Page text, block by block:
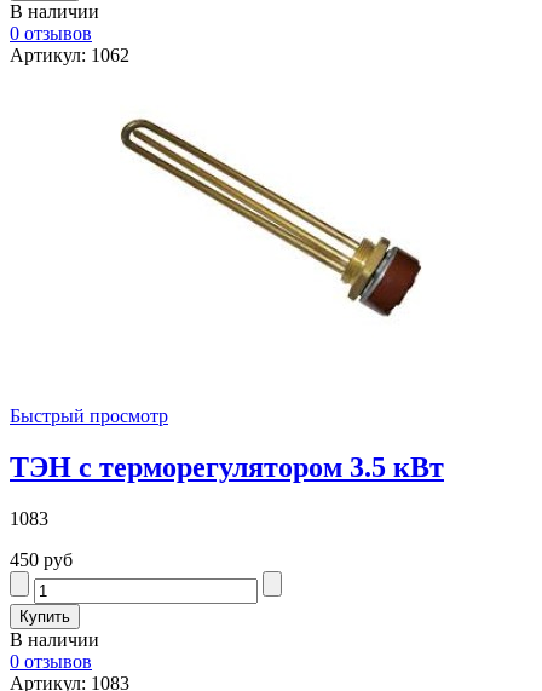
В наличии
0 отзывов
Артикул: 1062
Быстрый просмотр
ТЭН с терморегулятором 3.5 кВт
1083
450 руб
В наличии
0 отзывов
Артикул: 1083